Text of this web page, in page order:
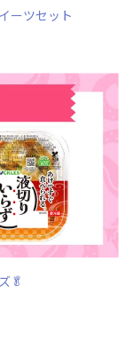
ーツセット
🥬